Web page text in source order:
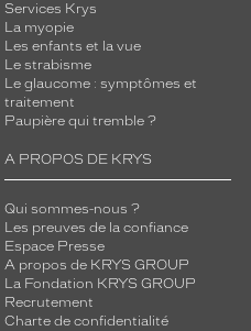
Services Krys
La myopie
Les enfants et la vue
Le strabisme
Le glaucome : symptômes et
traitement
Paupière qui tremble ?
A PROPOS DE KRYS
Qui sommes-nous ?
Les preuves de la confiance
Espace Presse
A propos de KRYS GROUP
La Fondation KRYS GROUP
Recrutement
Charte de confidentialité